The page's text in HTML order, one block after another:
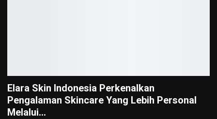
Elara Skin Indonesia Perkenalkan
Pengalaman Skincare Yang Lebih Personal
Melalui…